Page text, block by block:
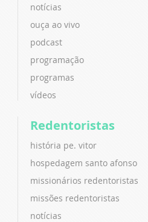
notícias
ouça ao vivo
podcast
programação
programas
vídeos
Redentoristas
história pe. vitor
hospedagem santo afonso
missionários redentoristas
missões redentoristas
notícias